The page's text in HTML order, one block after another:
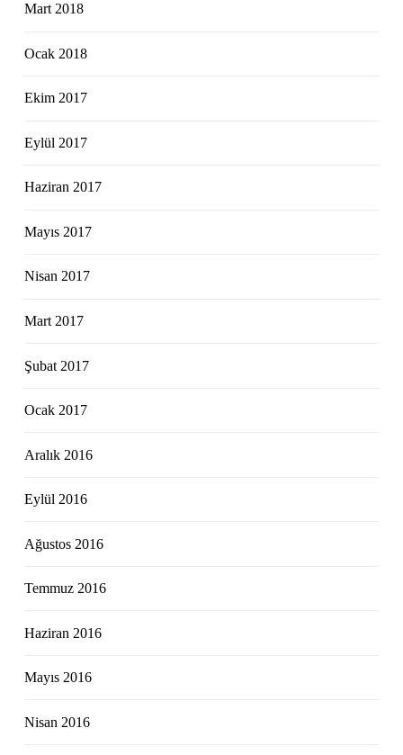
Mart 2018
Ocak 2018
Ekim 2017
Eylül 2017
Haziran 2017
Mayıs 2017
Nisan 2017
Mart 2017
Şubat 2017
Ocak 2017
Aralık 2016
Eylül 2016
Ağustos 2016
Temmuz 2016
Haziran 2016
Mayıs 2016
Nisan 2016